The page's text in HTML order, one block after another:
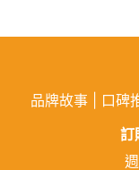
品牌故事 口碑
訂